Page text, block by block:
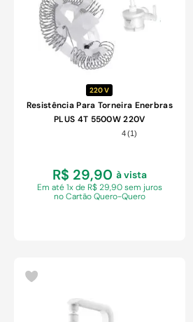
220 V
Resistência Para Torneira Enerbras
PLUS 4T 5500W 220V
4(1)
R$ 29,90 à vista
Em até 1x de R$ 29,90 sem juros
no Cartão Quero-Quero